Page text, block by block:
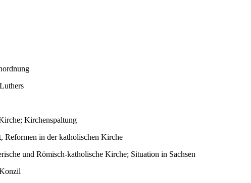
Kirchenspaltung
Reformen in der katholischen Kirche
und Römisch-katholische Kirche; Situation in Sachsen